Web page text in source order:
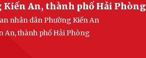
An, thành phố Hải Phòng
nhân dân Phường Kiến An
An, thành phố Hải Phòng